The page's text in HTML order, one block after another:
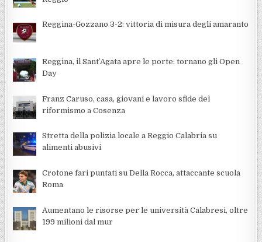
Reggina-Gozzano 3-2: vittoria di misura degli amaranto
Reggina, il Sant’Agata apre le porte: tornano gli Open
Day
Franz Caruso, casa, giovani e lavoro sfide del
riformismo a Cosenza
Stretta della polizia locale a Reggio Calabria su
alimenti abusivi
Crotone fari puntati su Della Rocca, attaccante scuola
Roma
Aumentano le risorse per le università Calabresi, oltre
199 milioni dal mur